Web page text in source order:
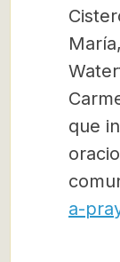
que
a-